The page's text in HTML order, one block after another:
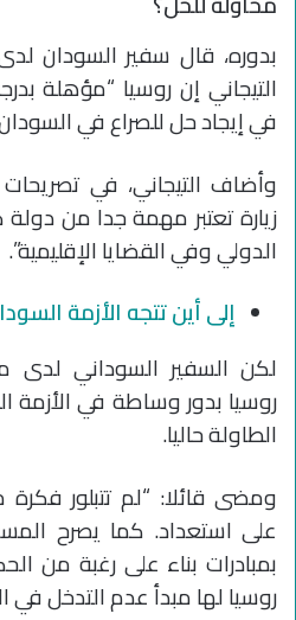
بدوره، قال سفير السودان
التيجاني إن روسيا “مؤهلة
في إيجاد حل للصراع في
وأضاف التيجاني، في
زيارة تعتبر مهمة جدا من
الدولي وفي القضايا الإقليمية”.
إلى أين تتجه الأزمة
لكن السفير السوداني
روسيا بدور وساطة في الأزمة
الطاولة حاليا.
ومضى قائلا: “لم تتبلور
على استعداد. كما يصرح
بمبادرات بناء على رغبة من
روسيا لها مبدأ عدم التدخل في